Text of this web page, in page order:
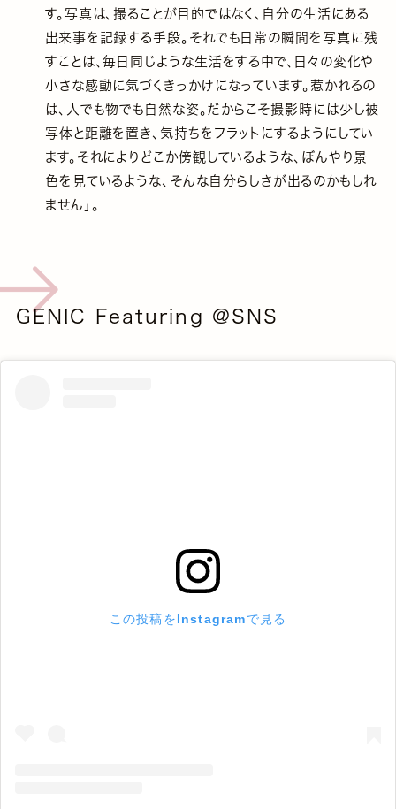
す。写真は、撮ることが目的ではなく、自分の生活にある
出来事を記録する手段。それでも日常の瞬間を写真に残
すことは、毎日同じような生活をする中で、日々の変化や
小さな感動に気づくきっかけになっています。惹かれるの
は、人でも物でも自然な姿。だからこそ撮影時には少し被
写体と距離を置き、気持ちをフラットにするようにしてい
ます。それによりどこか傍観しているような、ぼんやり景
色を見ているような、そんな自分らしさが出るのかもしれ
ません」。
GENIC Featuring @SNS
この投稿をInstagramで見る